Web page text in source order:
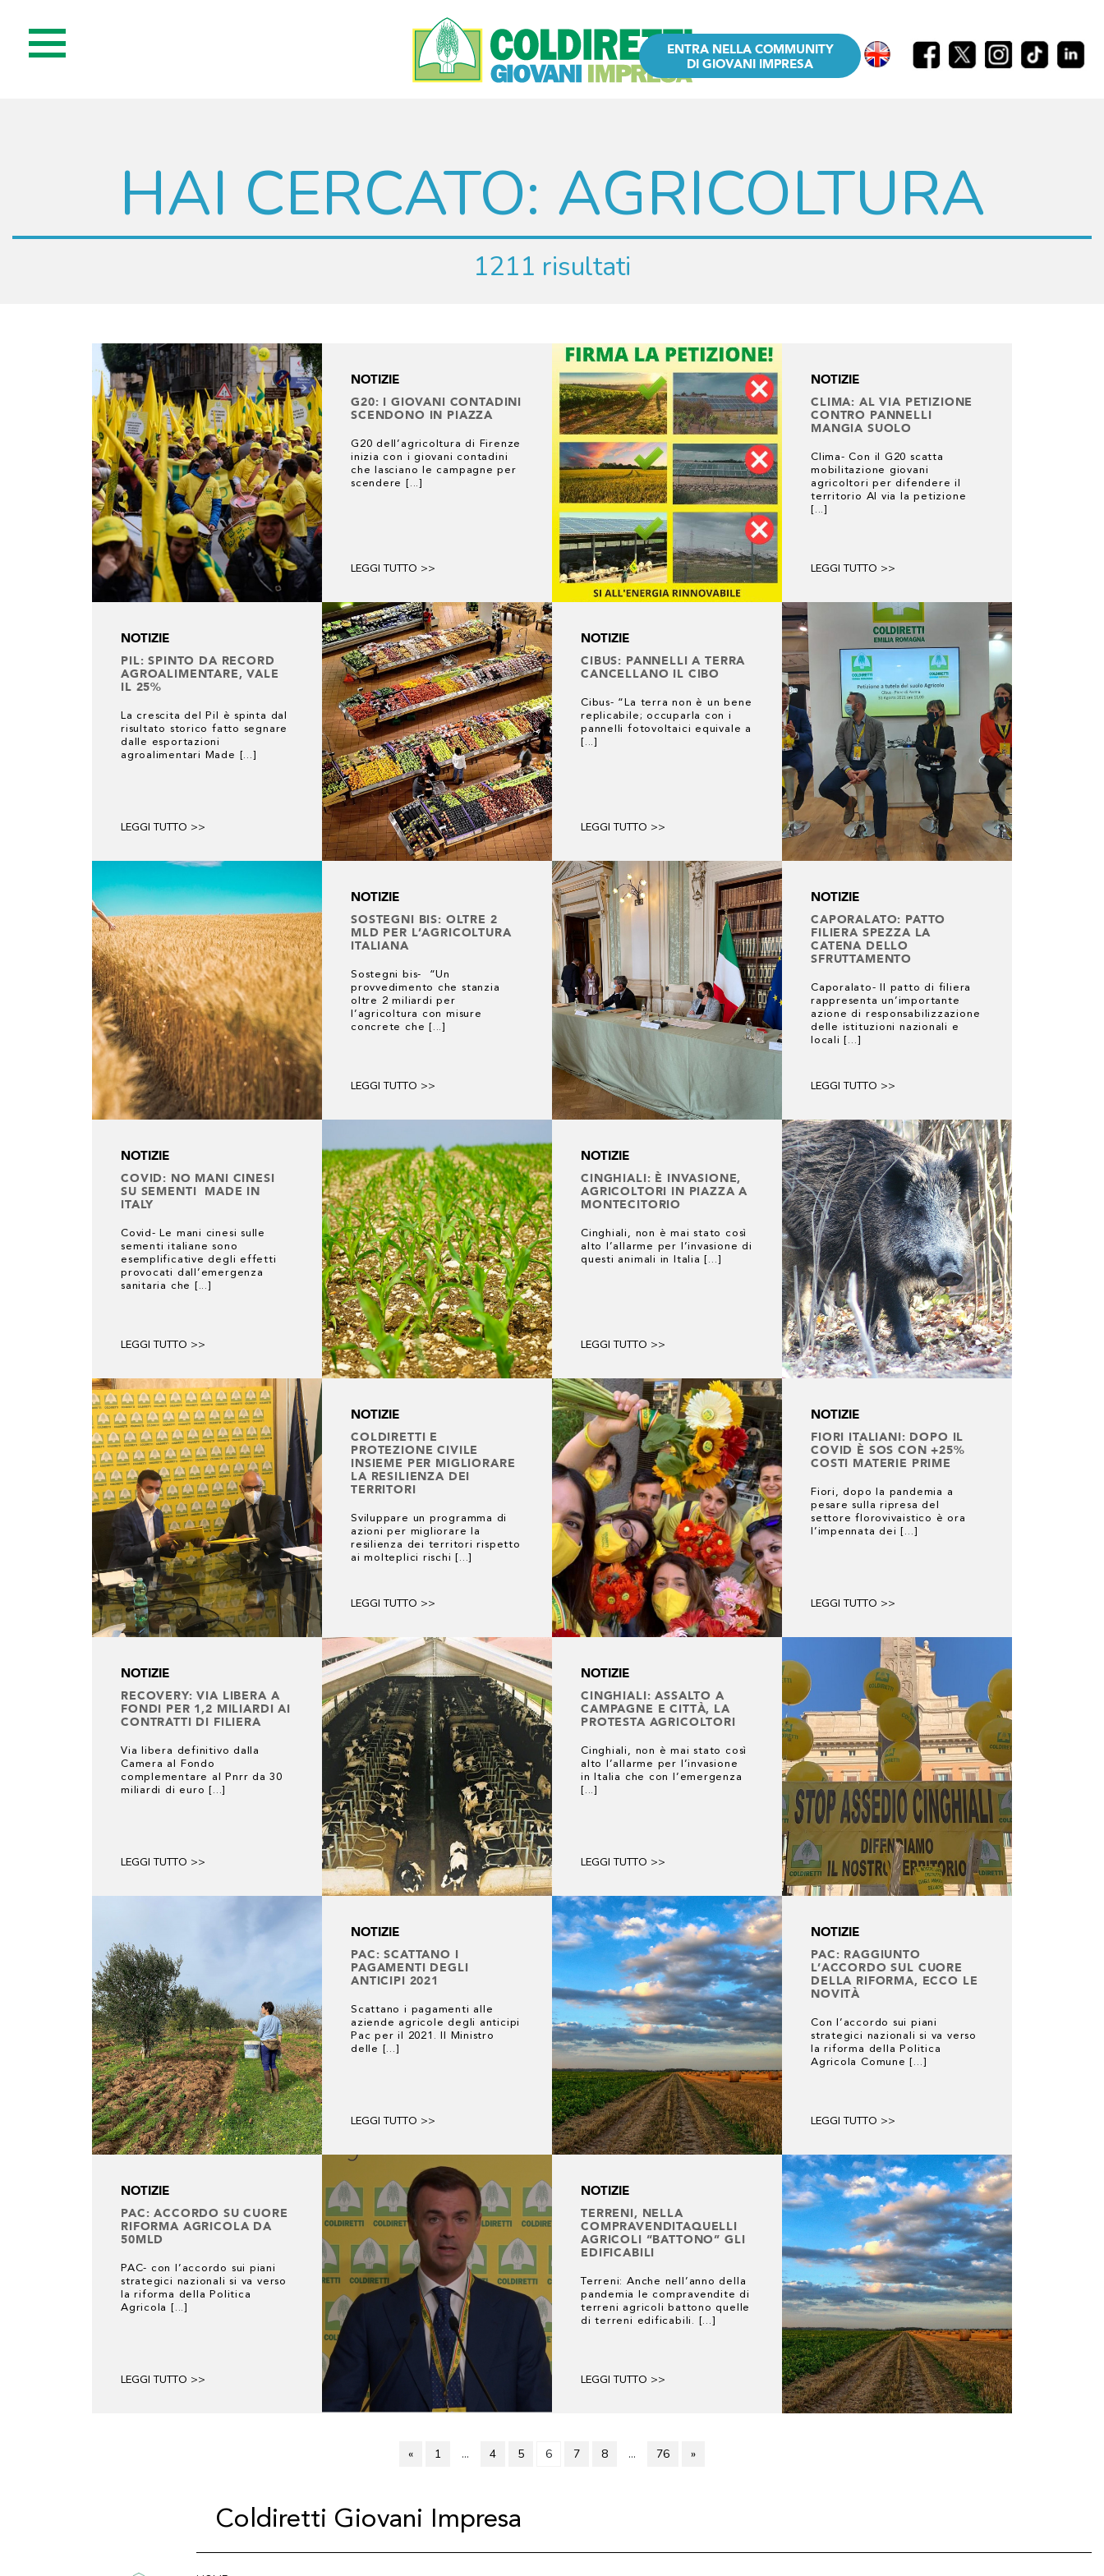
ENTRA NELLA COMMUNITY
DI GIOVANI IMPRESA
HAI CERCATO: AGRICOLTURA
1211 risultati
NOTIZIE
G20: I GIOVANI CONTADINI
SCENDONO IN PIAZZA
G20 dell’agricoltura di Firenze
inizia con i giovani contadini
che lasciano le campagne per
scendere [...]
LEGGI TUTTO >>
NOTIZIE
CLIMA: AL VIA PETIZIONE
CONTRO PANNELLI
MANGIA SUOLO
Clima- Con il G20 scatta
mobilitazione giovani
agricoltori per difendere il
territorio Al via la petizione
[...]
LEGGI TUTTO >>
NOTIZIE
PIL: SPINTO DA RECORD
AGROALIMENTARE, VALE
IL 25%
La crescita del Pil è spinta dal
risultato storico fatto segnare
dalle esportazioni
agroalimentari Made [...]
LEGGI TUTTO >>
NOTIZIE
CIBUS: PANNELLI A TERRA
CANCELLANO IL CIBO
Cibus- “La terra non è un bene
replicabile; occuparla con i
pannelli fotovoltaici equivale a
[...]
LEGGI TUTTO >>
NOTIZIE
SOSTEGNI BIS: OLTRE 2
MLD PER L’AGRICOLTURA
ITALIANA
Sostegni bis- “Un
provvedimento che stanzia
oltre 2 miliardi per
l’agricoltura con misure
concrete che [...]
LEGGI TUTTO >>
NOTIZIE
CAPORALATO: PATTO
FILIERA SPEZZA LA
CATENA DELLO
SFRUTTAMENTO
Caporalato- Il patto di filiera
rappresenta un’importante
azione di responsabilizzazione
delle istituzioni nazionali e
locali [...]
LEGGI TUTTO >>
NOTIZIE
COVID: NO MANI CINESI
SU SEMENTI MADE IN
ITALY
Covid- Le mani cinesi sulle
sementi italiane sono
esemplificative degli effetti
provocati dall’emergenza
sanitaria che [...]
LEGGI TUTTO >>
NOTIZIE
CINGHIALI: È INVASIONE,
AGRICOLTORI IN PIAZZA A
MONTECITORIO
Cinghiali, non è mai stato così
alto l’allarme per l’invasione di
questi animali in Italia [...]
LEGGI TUTTO >>
NOTIZIE
COLDIRETTI E
PROTEZIONE CIVILE
INSIEME PER MIGLIORARE
LA RESILIENZA DEI
TERRITORI
Sviluppare un programma di
azioni per migliorare la
resilienza dei territori rispetto
ai molteplici rischi [...]
LEGGI TUTTO >>
NOTIZIE
FIORI ITALIANI: DOPO IL
COVID È SOS CON +25%
COSTI MATERIE PRIME
Fiori, dopo la pandemia a
pesare sulla ripresa del
settore florovivaistico è ora
l’impennata dei [...]
LEGGI TUTTO >>
NOTIZIE
RECOVERY: VIA LIBERA A
FONDI PER 1,2 MILIARDI AI
CONTRATTI DI FILIERA
Via libera definitivo dalla
Camera al Fondo
complementare al Pnrr da 30
miliardi di euro [...]
LEGGI TUTTO >>
NOTIZIE
CINGHIALI: ASSALTO A
CAMPAGNE E CITTÀ, LA
PROTESTA AGRICOLTORI
Cinghiali, non è mai stato così
alto l’allarme per l’invasione
in Italia che con l’emergenza
[...]
LEGGI TUTTO >>
NOTIZIE
PAC: SCATTANO I
PAGAMENTI DEGLI
ANTICIPI 2021
Scattano i pagamenti alle
aziende agricole degli anticipi
Pac per il 2021. Il Ministro
delle [...]
LEGGI TUTTO >>
NOTIZIE
PAC: RAGGIUNTO
L’ACCORDO SUL CUORE
DELLA RIFORMA, ECCO LE
NOVITÀ
Con l’accordo sui piani
strategici nazionali si va verso
la riforma della Politica
Agricola Comune [...]
LEGGI TUTTO >>
NOTIZIE
PAC: ACCORDO SU CUORE
RIFORMA AGRICOLA DA
50MLD
PAC- con l’accordo sui piani
strategici nazionali si va verso
la riforma della Politica
Agricola [...]
LEGGI TUTTO >>
NOTIZIE
TERRENI, NELLA
COMPRAVENDITAQUELLI
AGRICOLI “BATTONO” GLI
EDIFICABILI
Terreni: Anche nell’anno della
pandemia le compravendite di
terreni agricoli battono quelle
di terreni edificabili. [...]
LEGGI TUTTO >>
« 1 … 4 5 6 7 8 … 76 »
Coldiretti Giovani Impresa